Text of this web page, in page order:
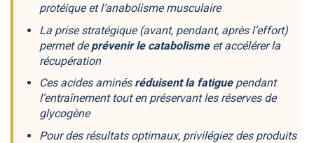
protéiqueet l’anabolisme musculaire
La prise stratégique (avant, pendant, après l’effort)
permet deprévenir le catabolismeetaccélérer la
récupération
Ces acides aminés réduisent la fatiguependant
l’entraînement tout en préservant les réserves de
glycogène
Pour des résultats optimaux, privilégiez des produits